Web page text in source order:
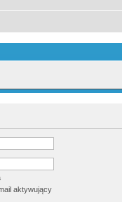
aktywujący